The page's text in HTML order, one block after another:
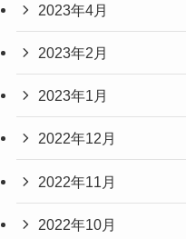
2023年4月
2023年2月
2023年1月
2022年12月
2022年11月
2022年10月